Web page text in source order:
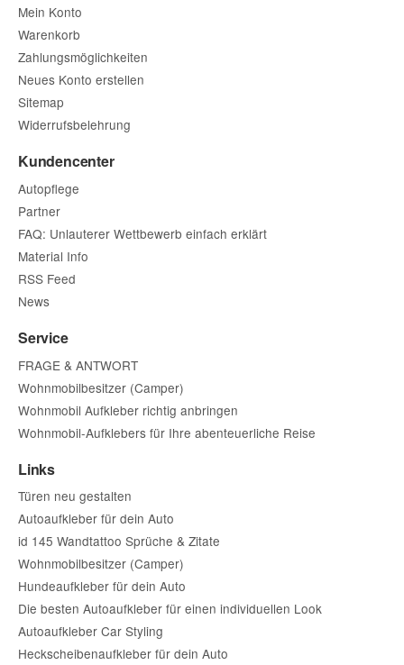
Mein Konto
Warenkorb
Zahlungsmöglichkeiten
Neues Konto erstellen
Sitemap
Widerrufsbelehrung
Kundencenter
Autopflege
Partner
FAQ: Unlauterer Wettbewerb einfach erklärt
Material Info
RSS Feed
News
Service
FRAGE & ANTWORT
Wohnmobilbesitzer (Camper)
Wohnmobil Aufkleber richtig anbringen
Wohnmobil-Aufklebers für Ihre abenteuerliche Reise
Links
Türen neu gestalten
Autoaufkleber für dein Auto
id 145 Wandtattoo Sprüche & Zitate
Wohnmobilbesitzer (Camper)
Hundeaufkleber für dein Auto
Die besten Autoaufkleber für einen individuellen Look
Autoaufkleber Car Styling
Heckscheibenaufkleber für dein Auto